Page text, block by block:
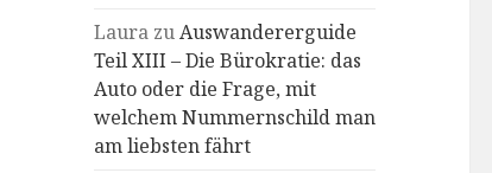
Laura zuAuswandererguide
Teil XIII – Die Bürokratie: das
Auto oder die Frage, mit
welchem Nummernschild man
am liebsten fährt